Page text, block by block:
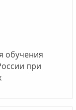
обучения
при